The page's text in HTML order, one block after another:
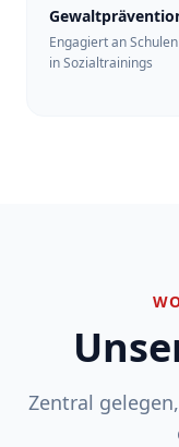
Engagiert an
in Sozialtrainings
Zentral